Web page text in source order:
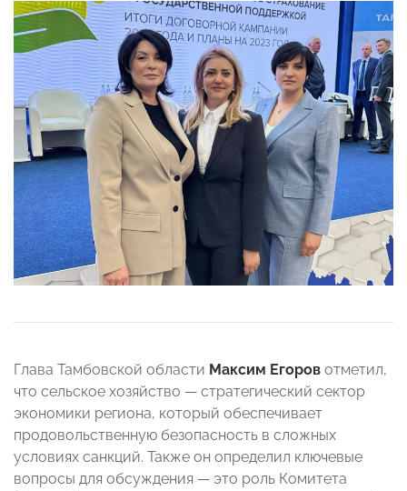
Глава Тамбовской области Максим Егоров отметил,
что сельское хозяйство — стратегический сектор
экономики региона, который обеспечивает
продовольственную безопасность в сложных
условиях санкций. Также он определил ключевые
вопросы для обсуждения — это роль Комитета